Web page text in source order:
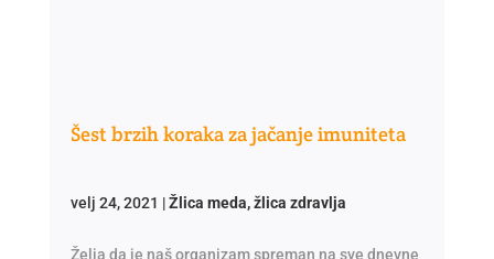
Šest brzih koraka za jačanje imuniteta
velj 24, 2021 |Žlica meda, žlica zdravlja
Želja da je naš organizam spreman na sve dnevne